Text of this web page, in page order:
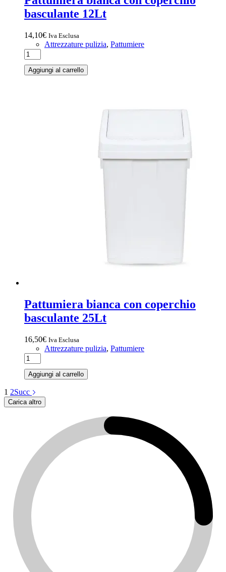
basculante 12Lt
14,10€ Iva Esclusa
Attrezzature pulizia, Pattumiere
Aggiungi al carrello
Pattumiera bianca con coperchio
basculante 25Lt
16,50€ Iva Esclusa
Attrezzature pulizia, Pattumiere
Aggiungi al carrello
1 2Succ
Carica altro